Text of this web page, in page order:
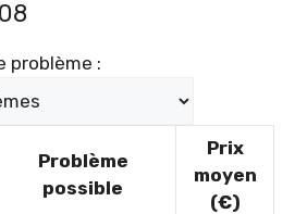
problème :
Problème
possible
Prix
moyen
(€)